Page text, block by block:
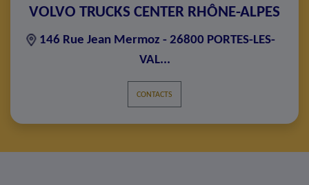
VOLVO TRUCKS CENTER RHÔNE-ALPES
146 Rue Jean Mermoz - 26800 PORTES-LES-
VAL...
CONTACTS